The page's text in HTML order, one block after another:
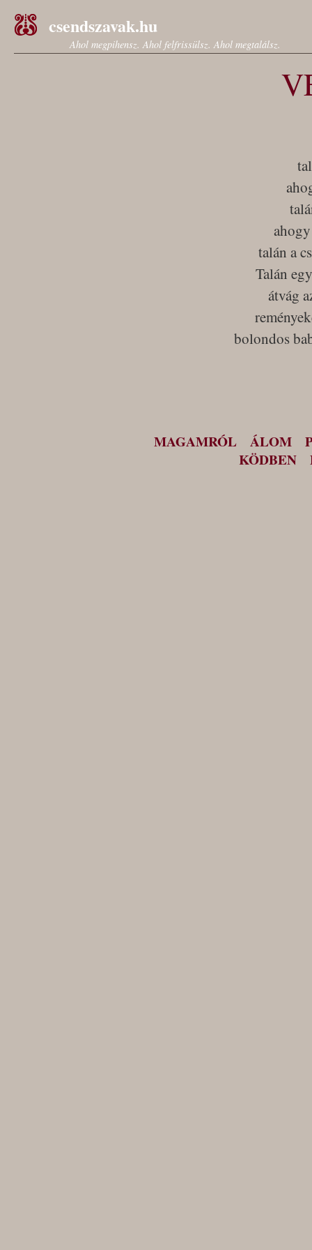
csendszavak.hu
Ahol megpihensz. Ahol felfrissülsz. Ahol megtalálsz.
talán a
Talán
átvág
bolondos
MAGAMRÓL ÁLOM
KÖDBEN